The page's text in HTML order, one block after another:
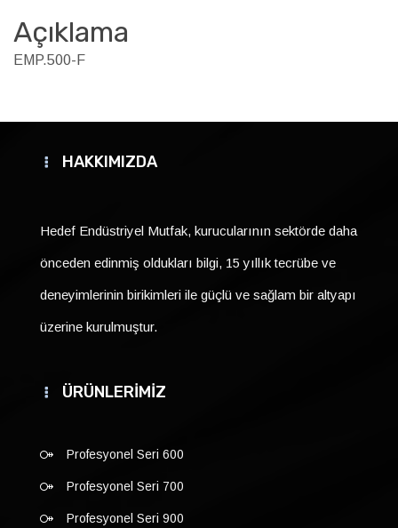
Açıklama
EMP.500-F
HAKKIMIZDA
Hedef Endüstriyel Mutfak, kurucularının sektörde daha
önceden edinmiş oldukları bilgi, 15 yıllık tecrübe ve
deneyimlerinin birikimleri ile güçlü ve sağlam bir altyapı
üzerine kurulmuştur.
ÜRÜNLERİMİZ
Profesyonel Seri 600
Profesyonel Seri 700
Profesyonel Seri 900